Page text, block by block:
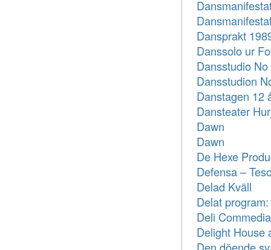
Dansprakt
Danssolo ur
Dansstudio
Dansstudion
Danstagen 12
Dansteater
Dawn
Dawn
De Hexe
Defensa –
Delad Kväll
Delat
Deli
Delight House